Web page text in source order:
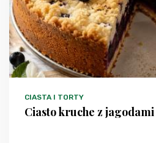
CIASTA I TORTY
Ciasto kruche z jagodami